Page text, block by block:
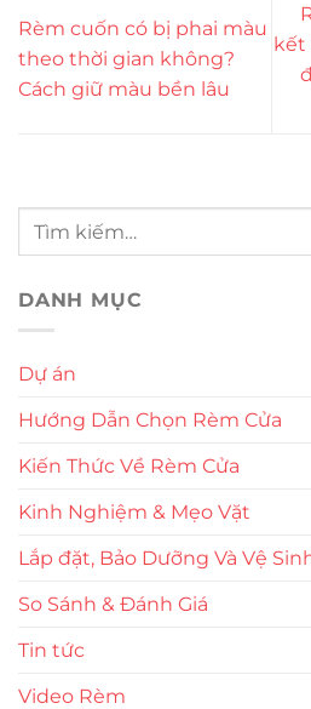
Rèm cuốn có bị phai màu
theo thời gian không?
Cách giữ màu bền lâu
kết
DANH MỤC
Dự án
Hướng Dẫn Chọn Rèm Cửa
Kiến Thức Về Rèm Cửa
Kinh Nghiệm & Mẹo Vặt
Lắp đặt, Bảo Dưỡng Và Vệ
So Sánh & Đánh Giá
Tin tức
Video Rèm